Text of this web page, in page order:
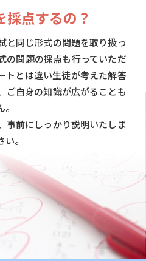
採点するの？
と同じ形式の問題を取り扱っ
の問題の採点も行っていただ
トとは違い生徒が考えた解答
ご自身の知識が広がることも
事前にしっかり説明いたしま
。